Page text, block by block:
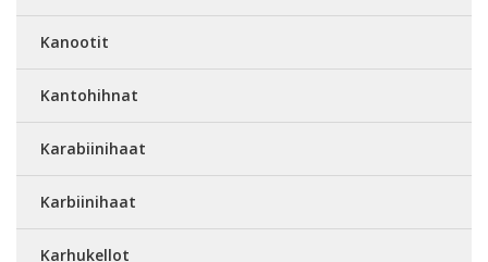
Kanootit
Kantohihnat
Karabiinihaat
Karbiinihaat
Karhukellot